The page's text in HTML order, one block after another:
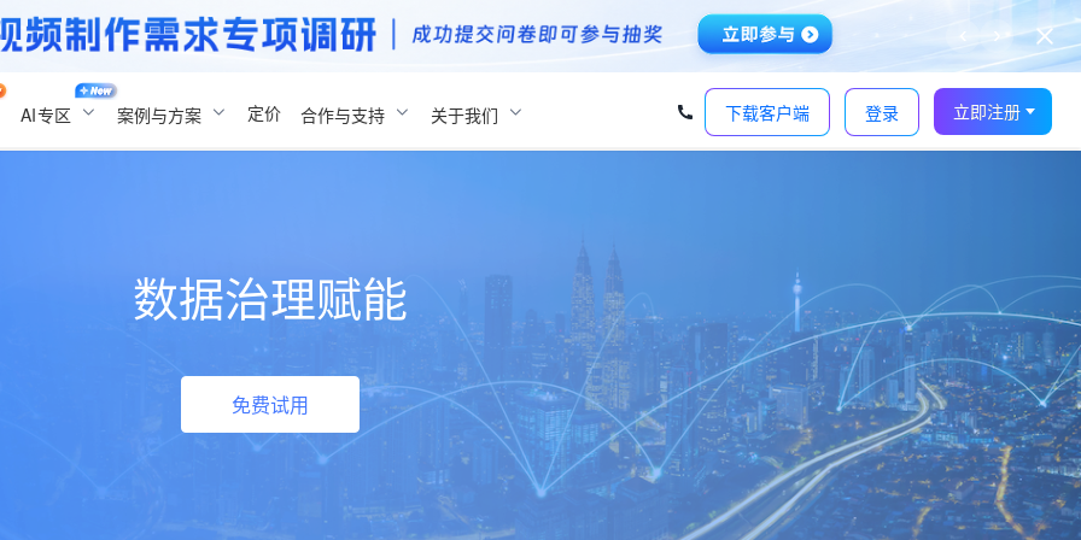
‹ ›
AI专区 案例与方案 定价 合作与支持 关于我们 下载客户端 登录 立即注册
数据治理赋能
免费试用